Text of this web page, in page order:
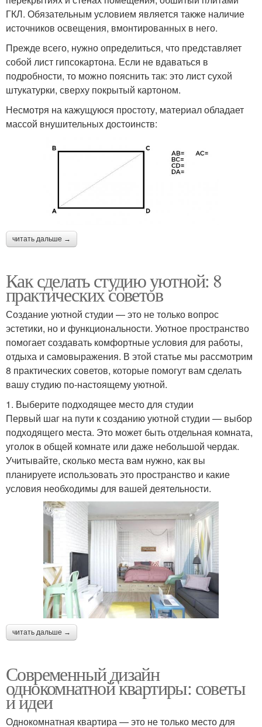
ГКЛ. Обязательным условием является также наличие
источников освещения, вмонтированных в него.
Прежде всего, нужно определиться, что представляет
собой лист гипсокартона. Если не вдаваться в
подробности, то можно пояснить так: это лист сухой
штукатурки, сверху покрытый картоном.
Несмотря на кажущуюся простоту, материал обладает
массой внушительных достоинств:
читать дальше →
Как сделать студию уютной: 8
практических советов
Создание уютной студии — это не только вопрос
эстетики, но и функциональности. Уютное пространство
помогает создавать комфортные условия для работы,
отдыха и самовыражения. В этой статье мы рассмотрим
8 практических советов, которые помогут вам сделать
вашу студию по-настоящему уютной.
1. Выберите подходящее место для студии
Первый шаг на пути к созданию уютной студии — выбор
подходящего места. Это может быть отдельная комната,
уголок в общей комнате или даже небольшой чердак.
Учитывайте, сколько места вам нужно, как вы
планируете использовать это пространство и какие
условия необходимы для вашей деятельности.
читать дальше →
Современный дизайн
однокомнатной квартиры: советы
и идеи
Однокомнатная квартира — это не только место для